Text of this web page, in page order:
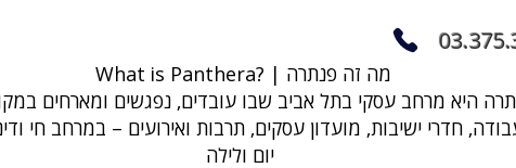
What is Panthera? | מה זה פנתרה
חדרי ישיבות, מועדון עסקים, תרבות ואירועים – במרחב חי